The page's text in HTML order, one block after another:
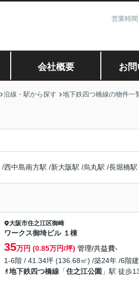
営業時
会社概要 お
沿線・駅から探す 地下鉄四つ橋線の物件一
/西中島南方駅 /新大阪駅 /烏丸駅 /長堀橋駅
大阪市住之江区御崎
ワークス御埼ビル １棟
35万円 (0.85万円/坪) 管理/共益費-
1-6階 / 41.34坪 (136.68㎡) /築24年 /6階建
地下鉄四つ橋線 「住之江公園 」駅 徒歩